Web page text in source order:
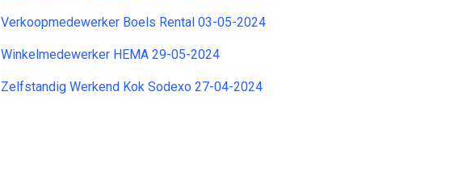
Verkoopmedewerker Boels Rental 03-05-2024
Winkelmedewerker HEMA 29-05-2024
Zelfstandig Werkend Kok Sodexo 27-04-2024